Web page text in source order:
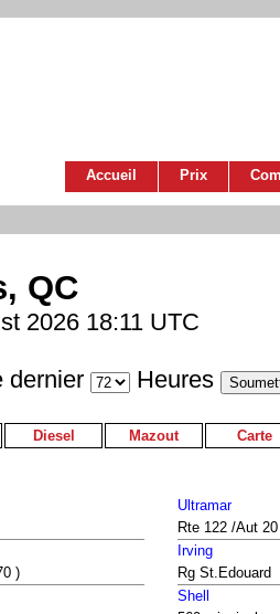
Accueil Prix
QC
2026 18:11 UTC
dernier Heures
Diesel Mazout Carte
Ultramar
Rte 122 /Aut
)
Irving
Rg St.Edouard
Shell